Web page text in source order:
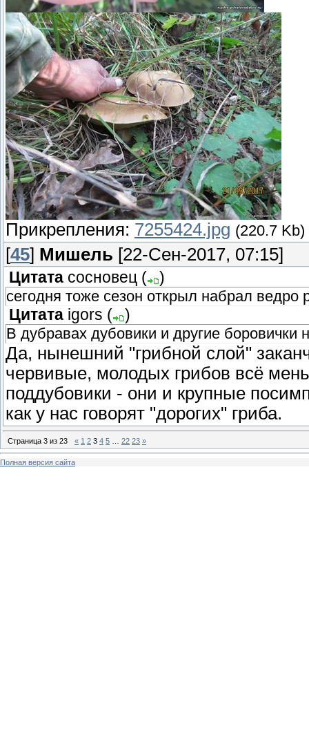
Прикрепления: 7255424.jpg (220.7 Kb)
[45] Мишель [22-Сен-2017, 07:15]
Цитата сосновец (
)
сегодня тоже сезон открыл набрал
Цитата igors (
)
В дубравах дубовики и другие боровички
Да, нынешний "грибной слой"
червивые, молодых грибов всё
поддубовики - они и крупные
как у нас говорят "дорогих" гриба.
Страница 3 из 23 « 1 2 3 4 5 22 23 »
Полная версия сайта